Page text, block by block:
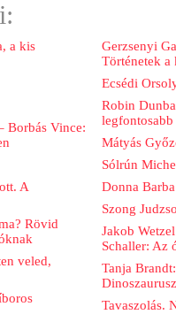
a kis
Borbás Vince:
A
Rövid
veled,
Gerzsenyi
Történetek
Ecsédi
Robin
Mátyás
Sólrún
Donna
Szong
Jakob
Schaller: Az
Tanja
Tavaszolás.